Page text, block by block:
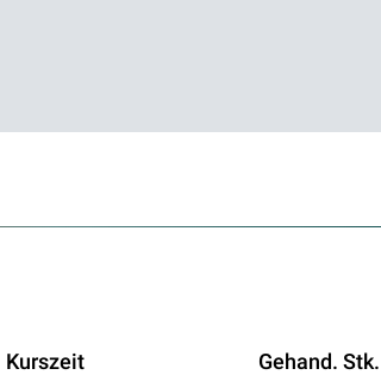
Kurszeit Gehand. Stk.